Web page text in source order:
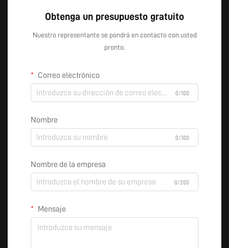
Obtenga un presupuesto gratuito
Nuestro representante se pondrá en contacto con usted
pronto.
Correo electrónico
0/100
Nombre
0/100
Nombre de la empresa
0/200
Mensaje